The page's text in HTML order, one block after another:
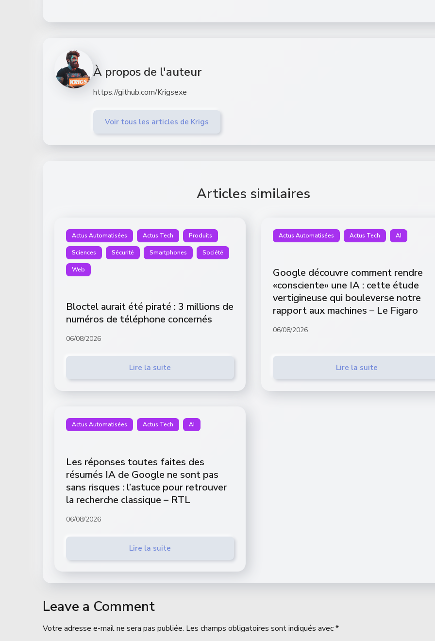
À propos de l'auteur
https://github.com/Krigsexe
Voir tous les articles de Krigs
Articles similaires
Actus Automatisées Actus Tech Produits
Sciences Sécurité Smartphones Société
Web
Bloctel aurait été piraté : 3 millions de
numéros de téléphone concernés
06/08/2026
Lire la suite
Actus Automatisées Actus Tech AI
Google découvre comment rendre
«consciente» une IA : cette étude
vertigineuse qui bouleverse notre
rapport aux machines – Le Figaro
06/08/2026
Lire la suite
Actus Automatisées Actus Tech AI
Les réponses toutes faites des
résumés IA de Google ne sont pas
sans risques : l’astuce pour retrouver
la recherche classique – RTL
06/08/2026
Lire la suite
Leave a Comment
Votre adresse e-mail ne sera pas publiée. Les champs obligatoires sont indiqués avec*